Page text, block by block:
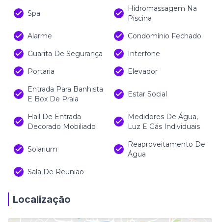
Spa
Hidromassagem Na
Piscina
Alarme
Condomínio Fechado
Guarita De Segurança
Interfone
Portaria
Elevador
Entrada Para Banhista
E Box De Praia
Estar Social
Hall De Entrada
Decorado Mobiliado
Medidores De Água,
Luz E Gás Individuais
Solarium
Reaproveitamento De
Água
Sala De Reuniao
Localização